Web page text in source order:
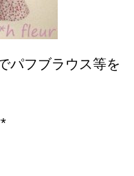
パフブラウス等を